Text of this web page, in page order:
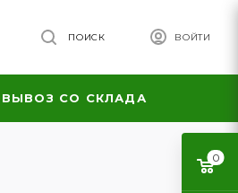
ВОЙТИ
ПОИСК
СО СКЛАДА
0